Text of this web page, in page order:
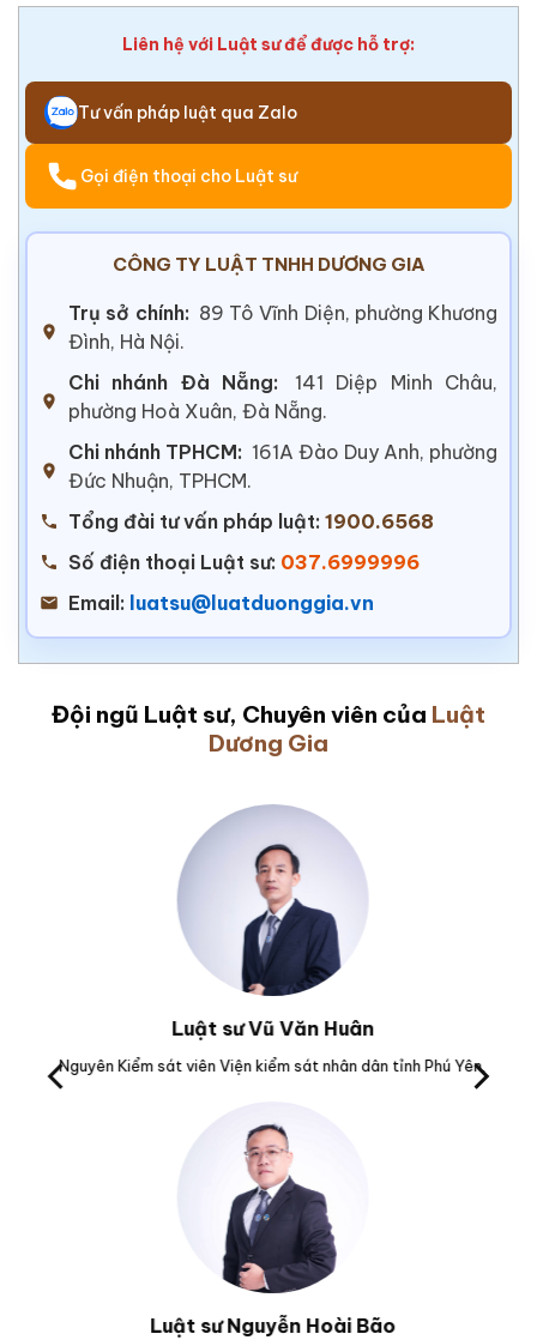
Liên hệ với Luật sư để được hỗ trợ:
Tư vấn pháp luật qua Zalo
Gọi điện thoại cho Luật sư
CÔNG TY LUẬT TNHH DƯƠNG GIA
Trụ sở chính: 89 Tô Vĩnh Diện, phường Khương
Đình, Hà Nội.
Chi nhánh Đà Nẵng:
141 Diệp Minh Châu,
phường Hoà Xuân, Đà Nẵng.
Chi nhánh TPHCM: 161A Đào Duy Anh, phường
Đức Nhuận, TPHCM.
Tổng đài tư vấn pháp luật: 1900.6568
Số điện thoại Luật sư: 037.6999996
Email: luatsu@luatduonggia.vn
Đội ngũ Luật sư, Chuyên viên của Luật
Dương Gia
Luật sư Vũ Văn Huân
Nguyên Kiểm sát viên Viện kiểm sát nhân dân tỉnh Phú Yên.
Luật sư Nguyễn Hoài Bão